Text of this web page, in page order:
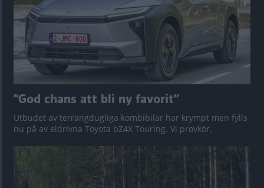
”God chans att bli ny favorit”
Utbudet av terrängdugliga kombibilar har krympt men fylls
nu på av eldrivna Toyota bZ4X Touring. Vi provkör.